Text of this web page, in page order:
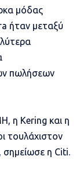
μόδας
ήταν μεταξύ
πωλήσεων
η Kering και η
τουλάχιστον
η Citi.